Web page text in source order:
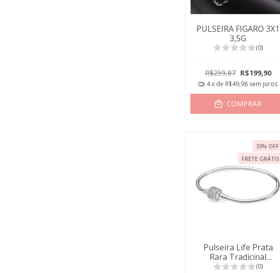
PULSEIRA FIGARO 3X1
3,5G
(0)
R$259,87 R$199,90
4x de R$49,98 sem juros
COMPRAR
33% OFF
FRETE GRÁTIS
Pulseira Life Prata
Rara Tradicinal
Cravejada(0)